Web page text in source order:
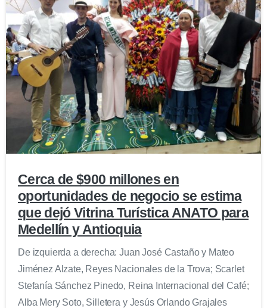
Cerca de $900 millones en
oportunidades de negocio se estima
que dejó Vitrina Turística ANATO para
Medellín y Antioquia
De izquierda a derecha: Juan José Castaño y Mateo
Jiménez Alzate, Reyes Nacionales de la Trova; Scarlet
Stefanía Sánchez Pinedo, Reina Internacional del Café;
Alba Mery Soto, Silletera y Jesús Orlando Grajales